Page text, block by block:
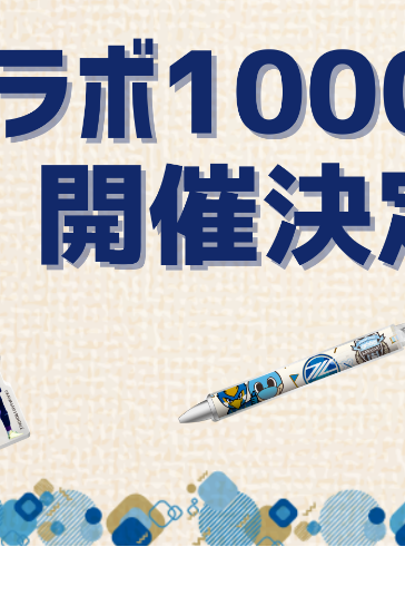
観戦するトップ
チケットを買う
チケット購入
チケット購入手順
チケット販売スケジュール
️スタジアムを知る
スタジアムアクセス
スタジアムマップ
観戦方法を知る
スタジアム観戦ガイド
観戦マナー＆ルール
ビジターサポーターの皆様へ
車イスでの観戦
試合運営管理規程
ファン
ファン
クラ
シー
ＦＣ町
トレ
ス
ボラ
Ｆ
三輪緑
三輪